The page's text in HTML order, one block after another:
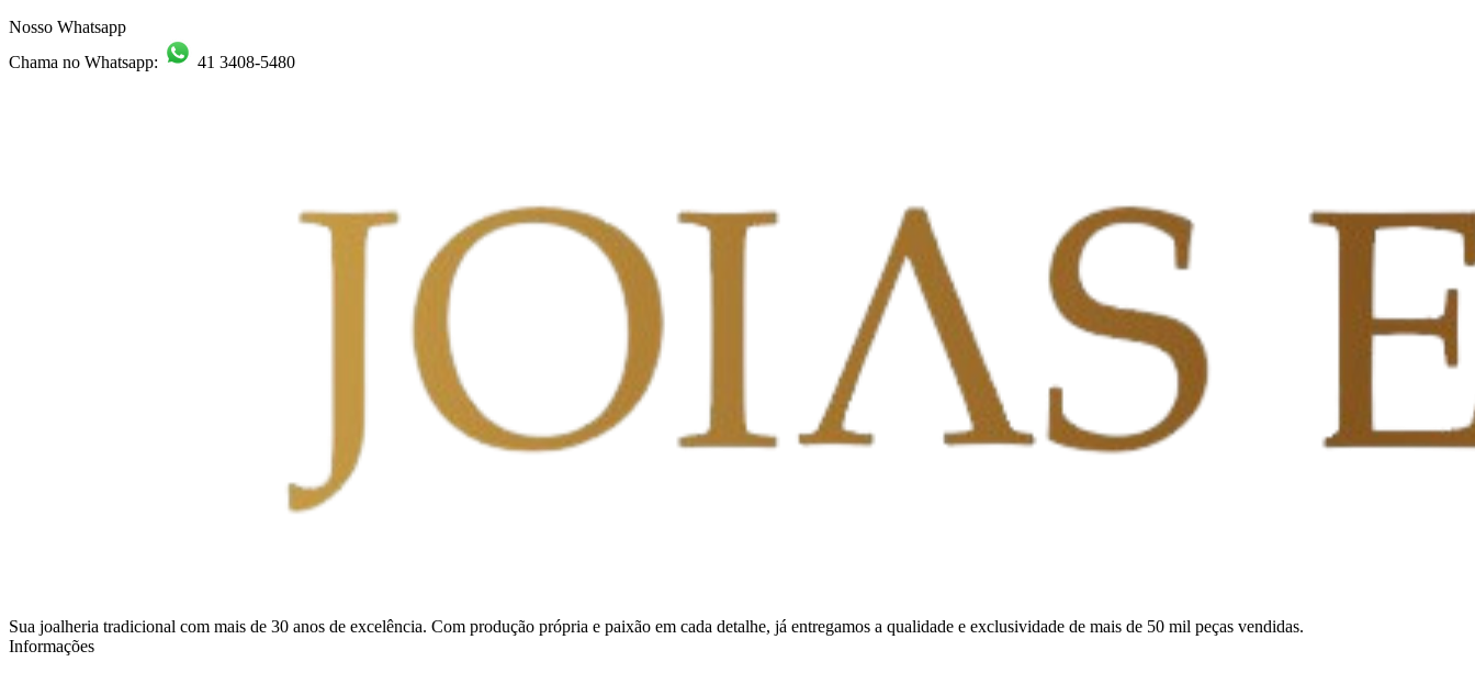
Nosso Whatsapp
Chama no Whatsapp:
41 3408-5480
Sua joalheria tradicional com mais de 30 anos de excelência. Com produção própria e paixão em cada detalhe, já entregamos a qualidade e exclusividade de mais de 50 mil peças vendidas.
Informações